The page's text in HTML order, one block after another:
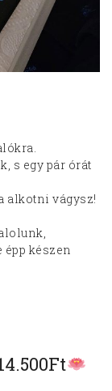
s egy pár órát
alkotni vágysz!
épp készen